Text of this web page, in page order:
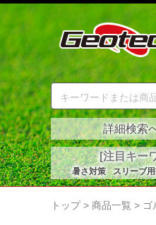
詳細検
[注目キー
暑さ対策 スリーブ
トップ > 商品一覧 > ゴ